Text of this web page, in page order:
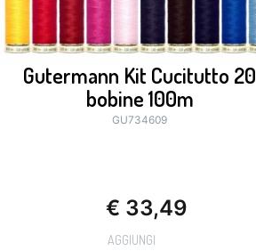
Gutermann Kit Cucitutto 20
bobine 100m
GU734609
€ 33,49
AGGIUNGI